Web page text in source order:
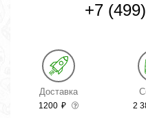
+7
Доставка
1200 ₽ 2